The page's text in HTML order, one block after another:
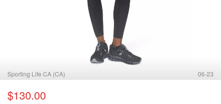
Sporting Life CA (CA) 06-23
$130.00